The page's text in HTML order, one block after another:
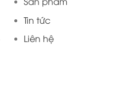
Tin tức
Liên hệ